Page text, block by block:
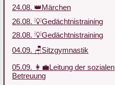
24.08. 👑Märchen
26.08. 💡Gedächtnistraining
28.08. 💡Gedächtnistraining
04.09. 🪑Sitzgymnastik
05.09. 👩‍💼Leitung der sozialen
Betreuung